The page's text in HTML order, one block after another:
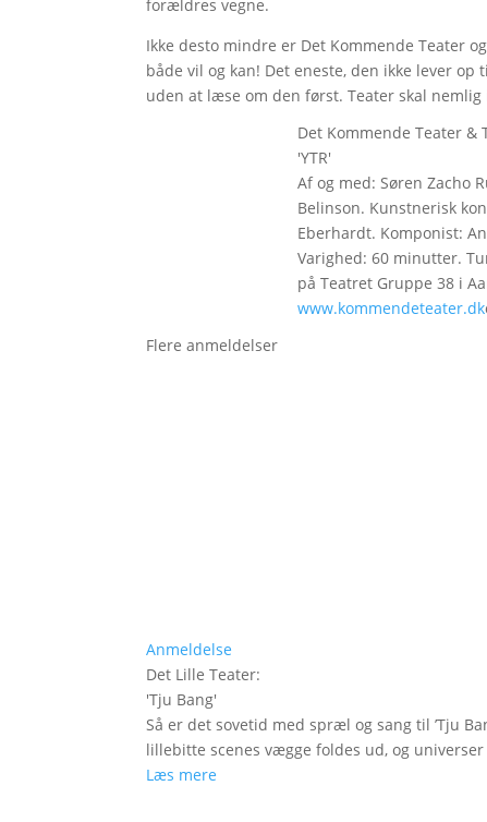
forældres vegne.
Ikke desto mindre er Det Kommende Teater
både vil og kan! Det eneste, den ikke lever
uden at læse om den først. Teater skal
Det Kommende Teater &
'YTR'
Af og med: Søren Zacho
Belinson. Kunstnerisk
Eberhardt. Komponist:
Varighed: 60 minutter.
på Teatret Gruppe 38 i
www.kommendeteater.dk
Flere anmeldelser
Anmeldelse
Det Lille Teater:
'Tju Bang'
Så er det sovetid med spræl og sang til ’Tju
lillebitte scenes vægge foldes ud, og
Læs mere